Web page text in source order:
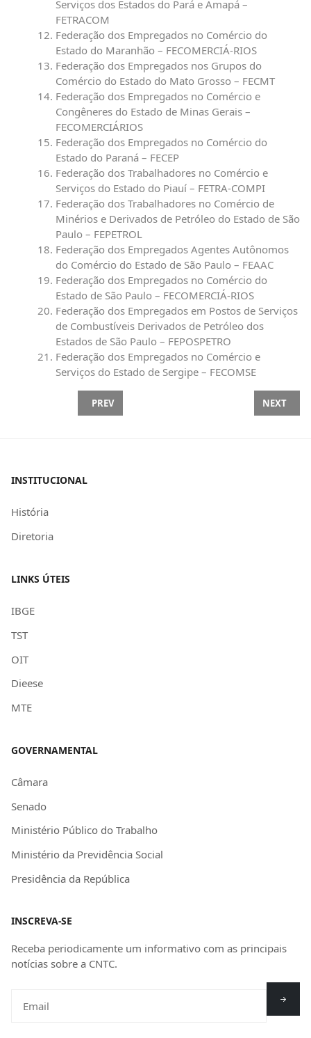
Serviços dos Estados do Pará e Amapá –
FETRACOM
Federação dos Empregados no Comércio do
Estado do Maranhão – FECOMERCIÁ-RIOS
Federação dos Empregados nos Grupos do
Comércio do Estado do Mato Grosso – FECMT
Federação dos Empregados no Comércio e
Congêneres do Estado de Minas Gerais –
FECOMERCIÁRIOS
Federação dos Empregados no Comércio do
Estado do Paraná – FECEP
Federação dos Trabalhadores no Comércio e
Serviços do Estado do Piauí – FETRA-COMPI
Federação dos Trabalhadores no Comércio de
Minérios e Derivados de Petróleo do Estado de São
Paulo – FEPETROL
Federação dos Empregados Agentes Autônomos
do Comércio do Estado de São Paulo – FEAAC
Federação dos Empregados no Comércio do
Estado de São Paulo – FECOMERCIÁ-RIOS
Federação dos Empregados em Postos de Serviços
de Combustíveis Derivados de Petróleo dos
Estados de São Paulo – FEPOSPETRO
Federação dos Empregados no Comércio e
Serviços do Estado de Sergipe – FECOMSE
PREVIOUS ARTICLE: 5X2 COMEÇA A SER
PREV NEXT
NEXT
INSTITUCIONAL
História
Diretoria
LINKS ÚTEIS
IBGE
TST
OIT
Dieese
MTE
GOVERNAMENTAL
Câmara
Senado
Ministério Público do Trabalho
Ministério da Previdência Social
Presidência da República
INSCREVA-SE
Receba periodicamente um informativo com as principais
notícias sobre a CNTC.